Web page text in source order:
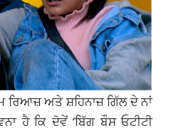
ਅਤੇ ਸ਼ਹਿਨਾਜ਼ ਗਿੱਲ ਦੇ ਨਾਂ
ਹੈ ਕਿ ਦੋਵੇਂ ‘ਬਿੱਗ ਬੌਸ ਓਟੀਟੀ